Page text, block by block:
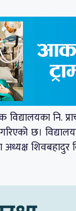
विद्यालयका नि.
छ।